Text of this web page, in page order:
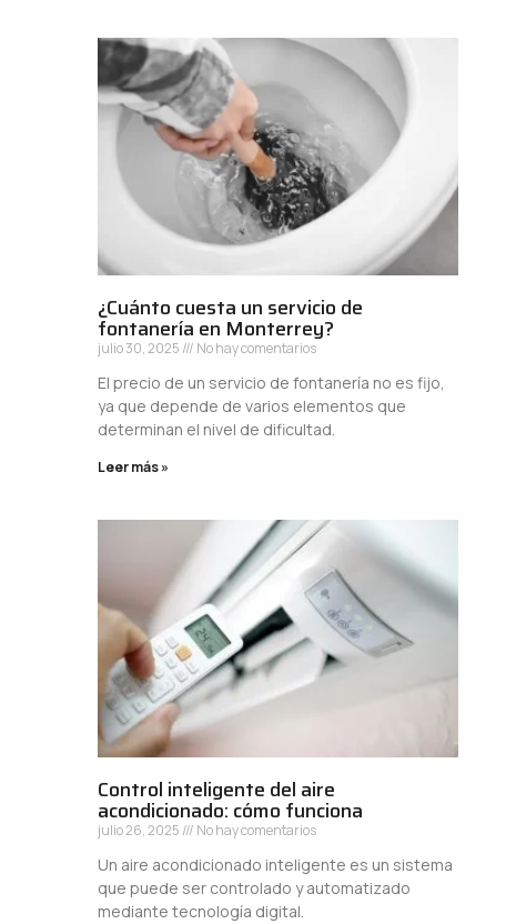
¿Cuánto cuesta un servicio de
fontanería en Monterrey?
julio 30, 2025 No hay comentarios
El precio de un servicio de fontanería no es fijo,
ya que depende de varios elementos que
determinan el nivel de dificultad.
Leer más »
Control inteligente del aire
acondicionado: cómo funciona
julio 26, 2025 No hay comentarios
Un aire acondicionado inteligente es un sistema
que puede ser controlado y automatizado
mediante tecnología digital.